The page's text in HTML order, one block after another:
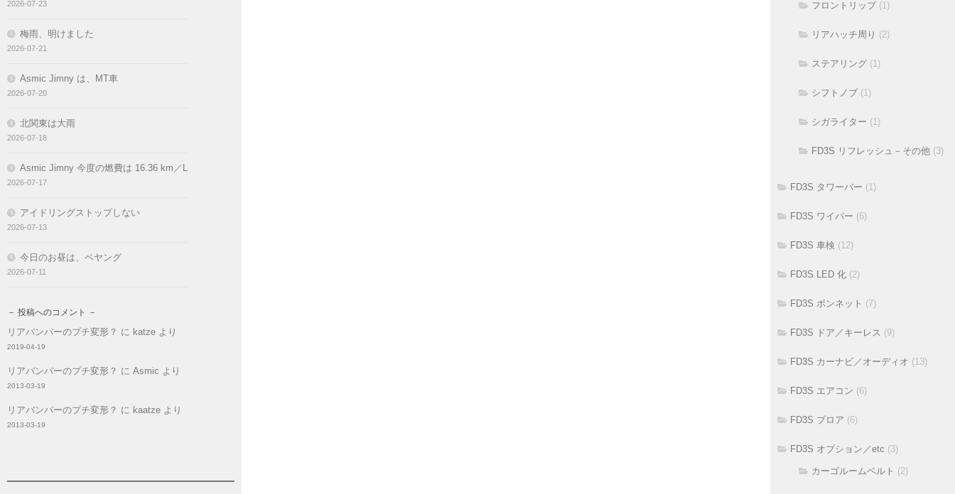
2026-07-23
梅雨、明けました
2026-07-21
Asmic Jimny は、MT車
2026-07-20
北関東は大雨
2026-07-18
Asmic Jimny 今度の燃費は 16.36 km／L
2026-07-17
アイドリングストップしない
2026-07-13
今日のお昼は、ペヤング
2026-07-11
－ 投稿へのコメント －
リアバンパーのプチ変形？ に katze より
2019-04-19
リアバンパーのプチ変形？ に Asmic より
2013-03-19
リアバンパーのプチ変形？ に kaatze より
2013-03-19
フロントリップ(1)
リアハッチ周り (2)
ステアリング (1)
シフトノブ (1)
シガライター (1)
FD3S リフレッシュ－その他 (3)
FD3S タワーバー (1)
FD3S ワイパー (6)
FD3S 車検 (12)
FD3S LED 化 (2)
FD3S ボンネット (7)
FD3S ドア／キーレス (9)
FD3S カーナビ／オーディオ (13)
FD3S エアコン (6)
FD3S ブロア (6)
FD3S オプション／etc (3)
カーゴルームベルト (2)